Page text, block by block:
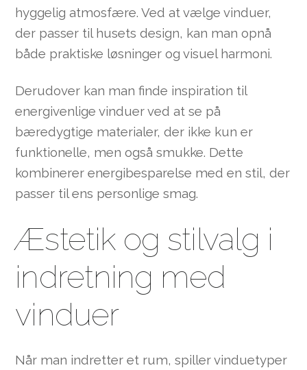
hyggelig atmosfære. Ved at vælge vinduer,
der passer til husets design, kan man opnå
både praktiske løsninger og visuel harmoni.
Derudover kan man finde inspiration til
energivenlige vinduer ved at se på
bæredygtige materialer, der ikke kun er
funktionelle, men også smukke. Dette
kombinerer energibesparelse med en stil, der
passer til ens personlige smag.
Æstetik og stilvalg i
indretning med
vinduer
Når man indretter et rum, spiller vinduetyper